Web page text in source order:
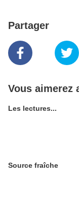
Partager
Vous aimerez
Les lectures...
Source fraîche